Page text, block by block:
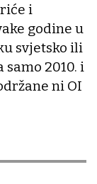
i
godine u
svjetsko ili
2010. i
ni OI